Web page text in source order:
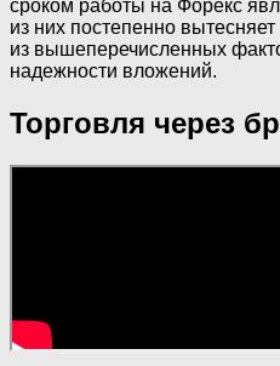
сроком работы на Форекс
из них постепенно
из вышеперечисленных
надежности вложений.
Торговля через